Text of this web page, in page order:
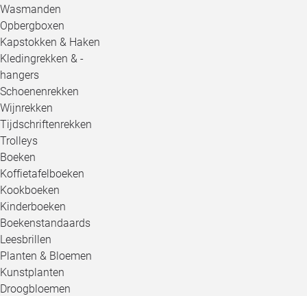
Wasmanden
Opbergboxen
Kapstokken & Haken
Kledingrekken & -
hangers
Schoenenrekken
Wijnrekken
Tijdschriftenrekken
Trolleys
Boeken
Koffietafelboeken
Kookboeken
Kinderboeken
Boekenstandaards
Leesbrillen
Planten & Bloemen
Kunstplanten
Droogbloemen